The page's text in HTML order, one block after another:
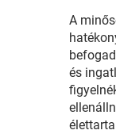
A
és